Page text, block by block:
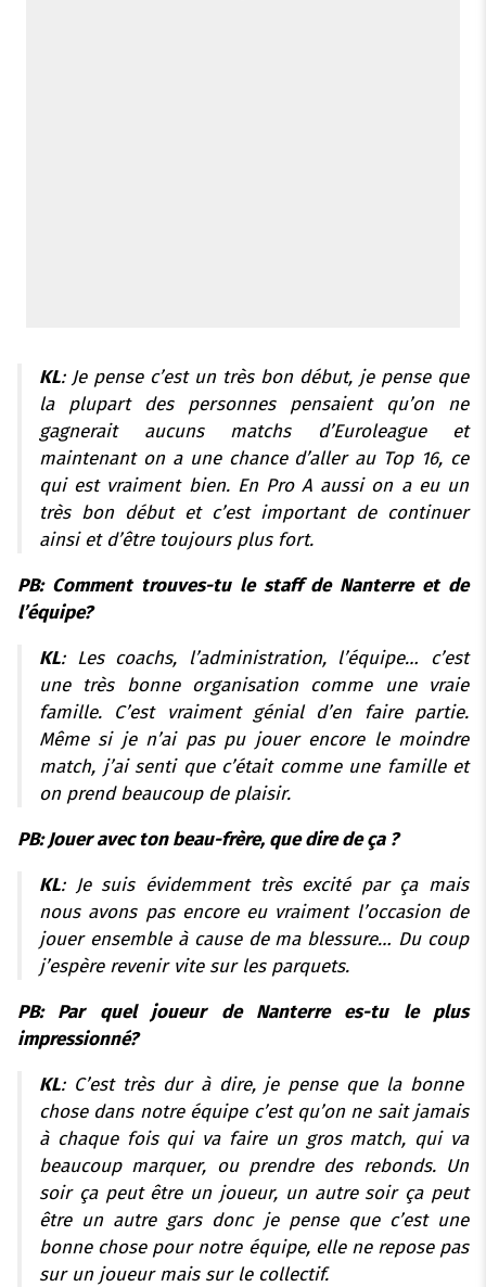
KL: Je pense c’est un très bon début, je pense que
la plupart des personnes pensaient qu’on ne
gagnerait aucuns matchs d’Euroleague et
maintenant on a une chance d’aller au Top 16, ce
qui est vraiment bien. En Pro A aussi on a eu un
très bon début et c’est important de continuer
ainsi et d’être toujours plus fort.
PB: Comment trouves-tu le staff de Nanterre et de
l’équipe?
KL: Les coachs, l’administration, l’équipe… c’est
une très bonne organisation comme une vraie
famille. C’est vraiment génial d’en faire partie.
Même si je n’ai pas pu jouer encore le moindre
match, j’ai senti que c’était comme une famille et
on prend beaucoup de plaisir.
PB: Jouer avec ton beau-frère, que dire de ça ?
KL: Je suis évidemment très excité par ça mais
nous avons pas encore eu vraiment l’occasion de
jouer ensemble à cause de ma blessure… Du coup
j’espère revenir vite sur les parquets.
PB: Par quel joueur de Nanterre es-tu le plus
impressionné?
KL: C’est très dur à dire, je pense que la bonne
chose dans notre équipe c’est qu’on ne sait jamais
à chaque fois qui va faire un gros match, qui va
beaucoup marquer, ou prendre des rebonds. Un
soir ça peut être un joueur, un autre soir ça peut
être un autre gars donc je pense que c’est une
bonne chose pour notre équipe, elle ne repose pas
sur un joueur mais sur le collectif.